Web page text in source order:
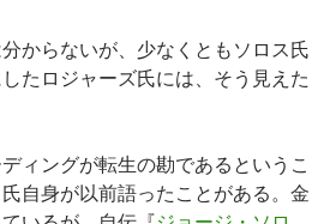
からないが、少なくともソロス氏
たロジャーズ氏には、そう見えた
ィングが転生の勘であるというこ
自身が以前語ったことがある。金